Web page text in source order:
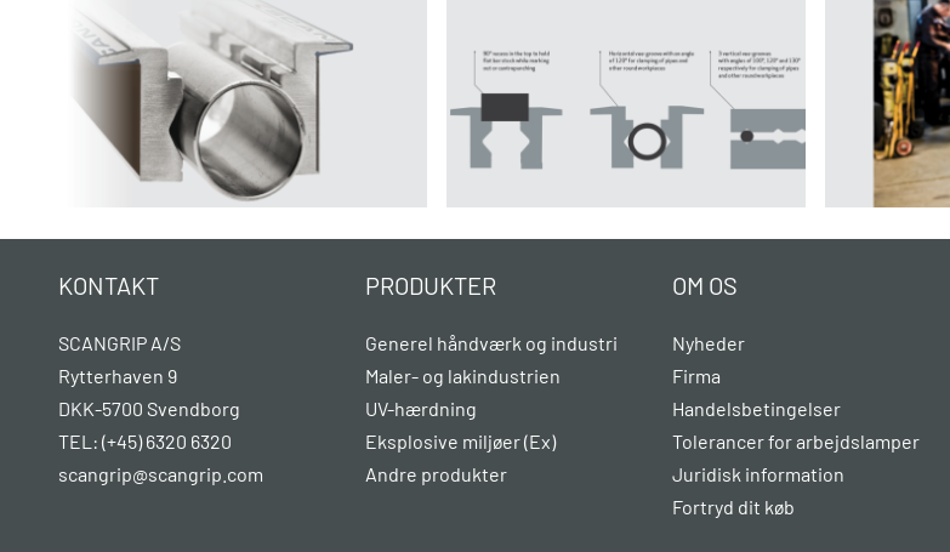
KONTAKT
SCANGRIP A/S
Rytterhaven 9
DKK-5700 Svendborg
TEL: (+45) 6320 6320
scangrip@scangrip.com
PRODUKTER
Generel håndværk og industri
Maler- og lakindustrien
UV-hærdning
Eksplosive miljøer (Ex)
Andre produkter
OM OS
Nyheder
Firma
Handelsbetingelser
Tolerancer for arbejdslamper
Juridisk information
Fortryd dit køb